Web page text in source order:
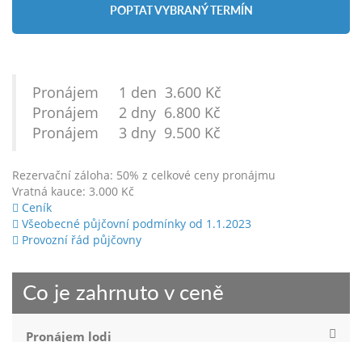
POPTAT VYBRANÝ TERMÍN
Pronájem 1 den 3.600 Kč
Pronájem 2 dny 6.800 Kč
Pronájem 3 dny 9.500 Kč
Rezervační záloha: 50% z celkové ceny pronájmu
Vratná kauce: 3.000 Kč
Ceník
Všeobecné půjčovní podmínky od 1.1.2023
Provozní řád půjčovny
Co je zahrnuto v ceně
Pronájem lodi